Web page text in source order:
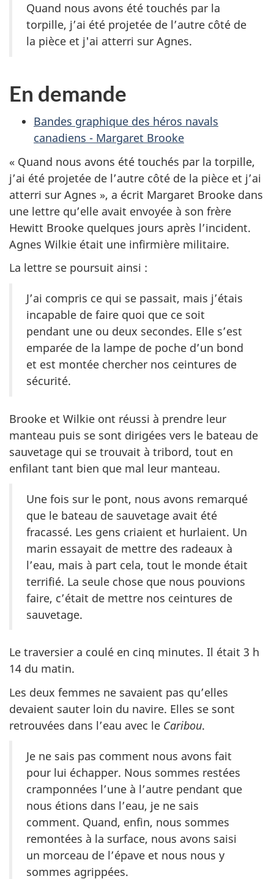
Quand nous avons été touchés par la
torpille, j’ai été projetée de l’autre côté de
la pièce et j'ai atterri sur Agnes.
En demande
Bandes graphique des héros navals
canadiens - Margaret Brooke
« Quand nous avons été touchés par la torpille,
j’ai été projetée de l’autre côté de la pièce et j’ai
atterri sur Agnes », a écrit Margaret Brooke dans
une lettre qu’elle avait envoyée à son frère
Hewitt Brooke quelques jours après l’incident.
Agnes Wilkie était une infirmière militaire.
La lettre se poursuit ainsi :
J’ai compris ce qui se passait, mais j’étais
incapable de faire quoi que ce soit
pendant une ou deux secondes. Elle s’est
emparée de la lampe de poche d’un bond
et est montée chercher nos ceintures de
sécurité.
Brooke et Wilkie ont réussi à prendre leur
manteau puis se sont dirigées vers le bateau de
sauvetage qui se trouvait à tribord, tout en
enfilant tant bien que mal leur manteau.
Une fois sur le pont, nous avons remarqué
que le bateau de sauvetage avait été
fracassé. Les gens criaient et hurlaient. Un
marin essayait de mettre des radeaux à
l’eau, mais à part cela, tout le monde était
terrifié. La seule chose que nous pouvions
faire, c’était de mettre nos ceintures de
sauvetage.
Le traversier a coulé en cinq minutes. Il était 3 h
14 du matin.
Les deux femmes ne savaient pas qu’elles
devaient sauter loin du navire. Elles se sont
retrouvées dans l’eau avec le Caribou.
Je ne sais pas comment nous avons fait
pour lui échapper. Nous sommes restées
cramponnées l’une à l’autre pendant que
nous étions dans l’eau, je ne sais
comment. Quand, enfin, nous sommes
remontées à la surface, nous avons saisi
un morceau de l’épave et nous nous y
sommes agrippées.